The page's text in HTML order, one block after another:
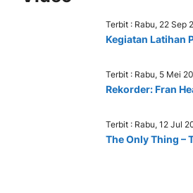
Terbit : Rabu, 22 Sep
Kegiatan Latihan
Terbit : Rabu, 5 Mei
Rekorder: Fran
Terbit : Rabu, 12 Jul
The Only Thing –